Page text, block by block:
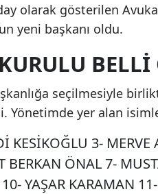
olarak gösterilen
yeni başkanı oldu.
BELLİ
seçilmesiyle
Yönetimde yer alan
KESİKOĞLU 3-
BERKAN ÖNAL 7-
YAŞAR KARAMAN